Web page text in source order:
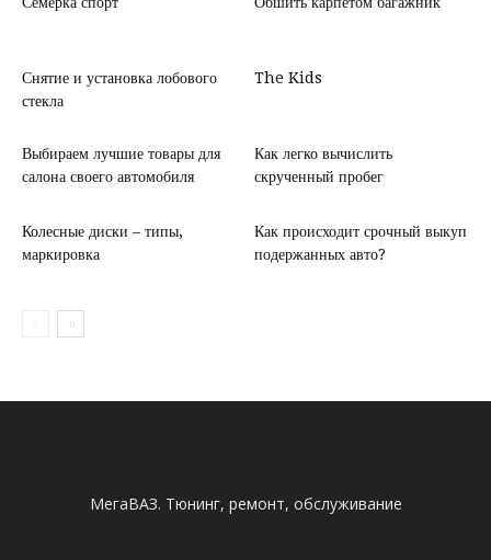
Снятие и установка лобового
стекла
The Kids
Выбираем лучшие товары для
салона своего автомобиля
Как легко вычислить
скрученный пробег
Колесные диски – типы,
маркировка
Как происходит срочный выкуп
подержанных авто?
МегаВАЗ. Тюнинг, ремонт, обслуживание